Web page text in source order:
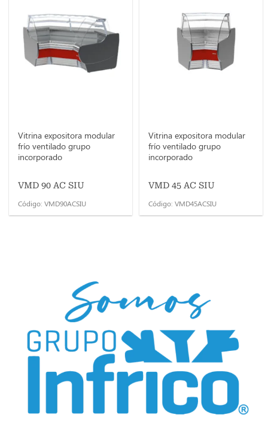
Vitrina expositora modular
frío ventilado grupo
incorporado
VMD 90 AC SIU
Código: VMD90ACSIU
Vitrina expositora modular
frío ventilado grupo
incorporado
VMD 45 AC SIU
Código: VMD45ACSIU